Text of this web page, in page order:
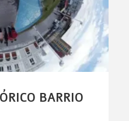
BARRIO